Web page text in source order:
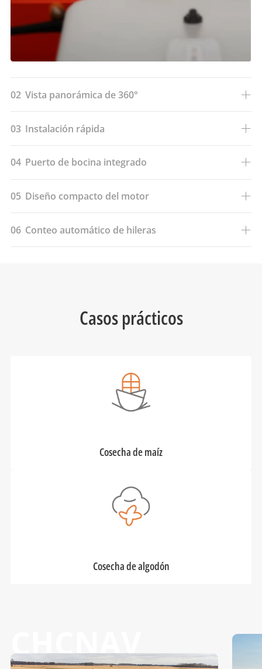
02 Vista panorámica de 360°
03 Instalación rápida
04 Puerto de bocina integrado
05 Diseño compacto del motor
06 Conteo automático de hileras
Casos prácticos
Cosecha de maíz
Cosecha de algodón
CHCNAV